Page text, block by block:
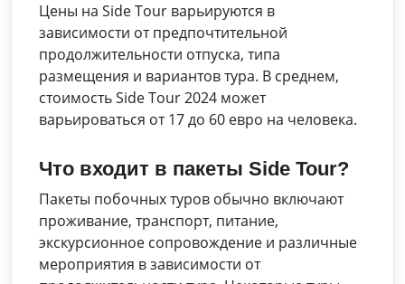
Цены на Side Tour варьируются в
зависимости от предпочтительной
продолжительности отпуска, типа
размещения и вариантов тура. В среднем,
стоимость Side Tour 2024 может
варьироваться от 17 до 60 евро на человека.
Что входит в пакеты Side Tour?
Пакеты побочных туров обычно включают
проживание, транспорт, питание,
экскурсионное сопровождение и различные
мероприятия в зависимости от